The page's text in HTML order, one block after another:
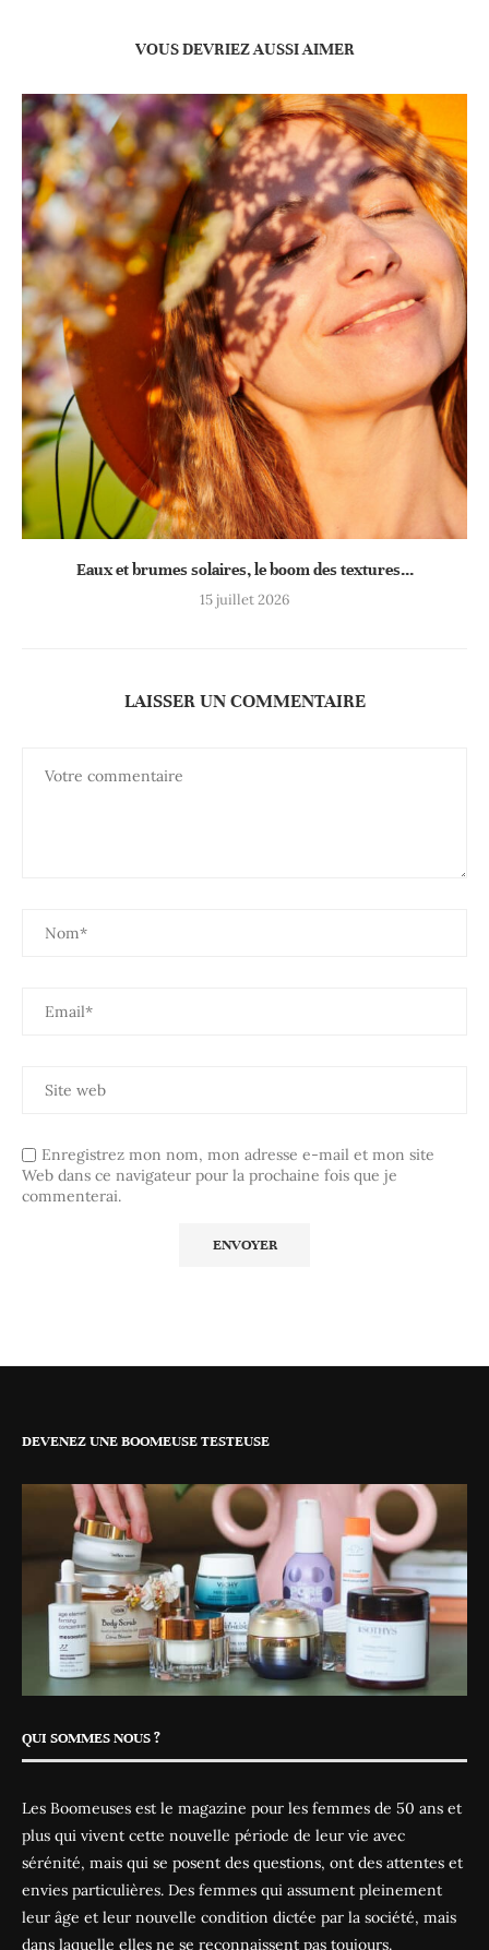
VOUS DEVRIEZ AUSSI AIMER
Eaux et brumes solaires, le boom des textures...
15 juillet 2026
LAISSER UN COMMENTAIRE
Enregistrez mon nom, mon adresse e-mail et mon site
Web dans ce navigateur pour la prochaine fois que je
commenterai.
DEVENEZ UNE BOOMEUSE TESTEUSE
QUI SOMMES NOUS ?
Les Boomeuses est le magazine pour les femmes de 50 ans et
plus qui vivent cette nouvelle période de leur vie avec
sérénité, mais qui se posent des questions, ont des attentes et
envies particulières. Des femmes qui assument pleinement
leur âge et leur nouvelle condition dictée par la société, mais
dans laquelle elles ne se reconnaissent pas toujours.